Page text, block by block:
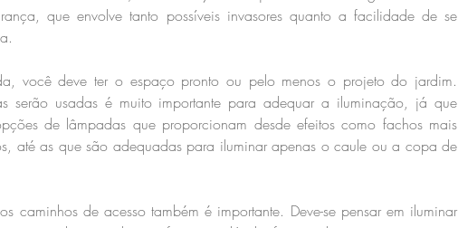
que envolve tanto possíveis invasores quanto a facilidade de se
você deve ter o espaço pronto ou pelo menos o projeto do jardim.
serão usadas é muito importante para adequar a iluminação, já que
de lâmpadas que proporcionam desde efeitos como fachos mais
até as que são adequadas para iluminar apenas o caule ou a copa de
caminhos de acesso também é importante. Deve-se pensar em iluminar